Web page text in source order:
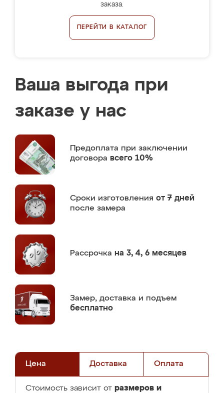
заказа.
ПЕРЕЙТИ В КАТАЛОГ
Ваша выгода при
заказе у нас
Предоплата при заключении
договора всего 10%
Сроки изготовления от 7 дней
после замера
Рассрочка на 3, 4, 6 месяцев
Замер, доставка и подъем
бесплатно
Цена Доставка Оплата
Стоимость зависит от размеров и